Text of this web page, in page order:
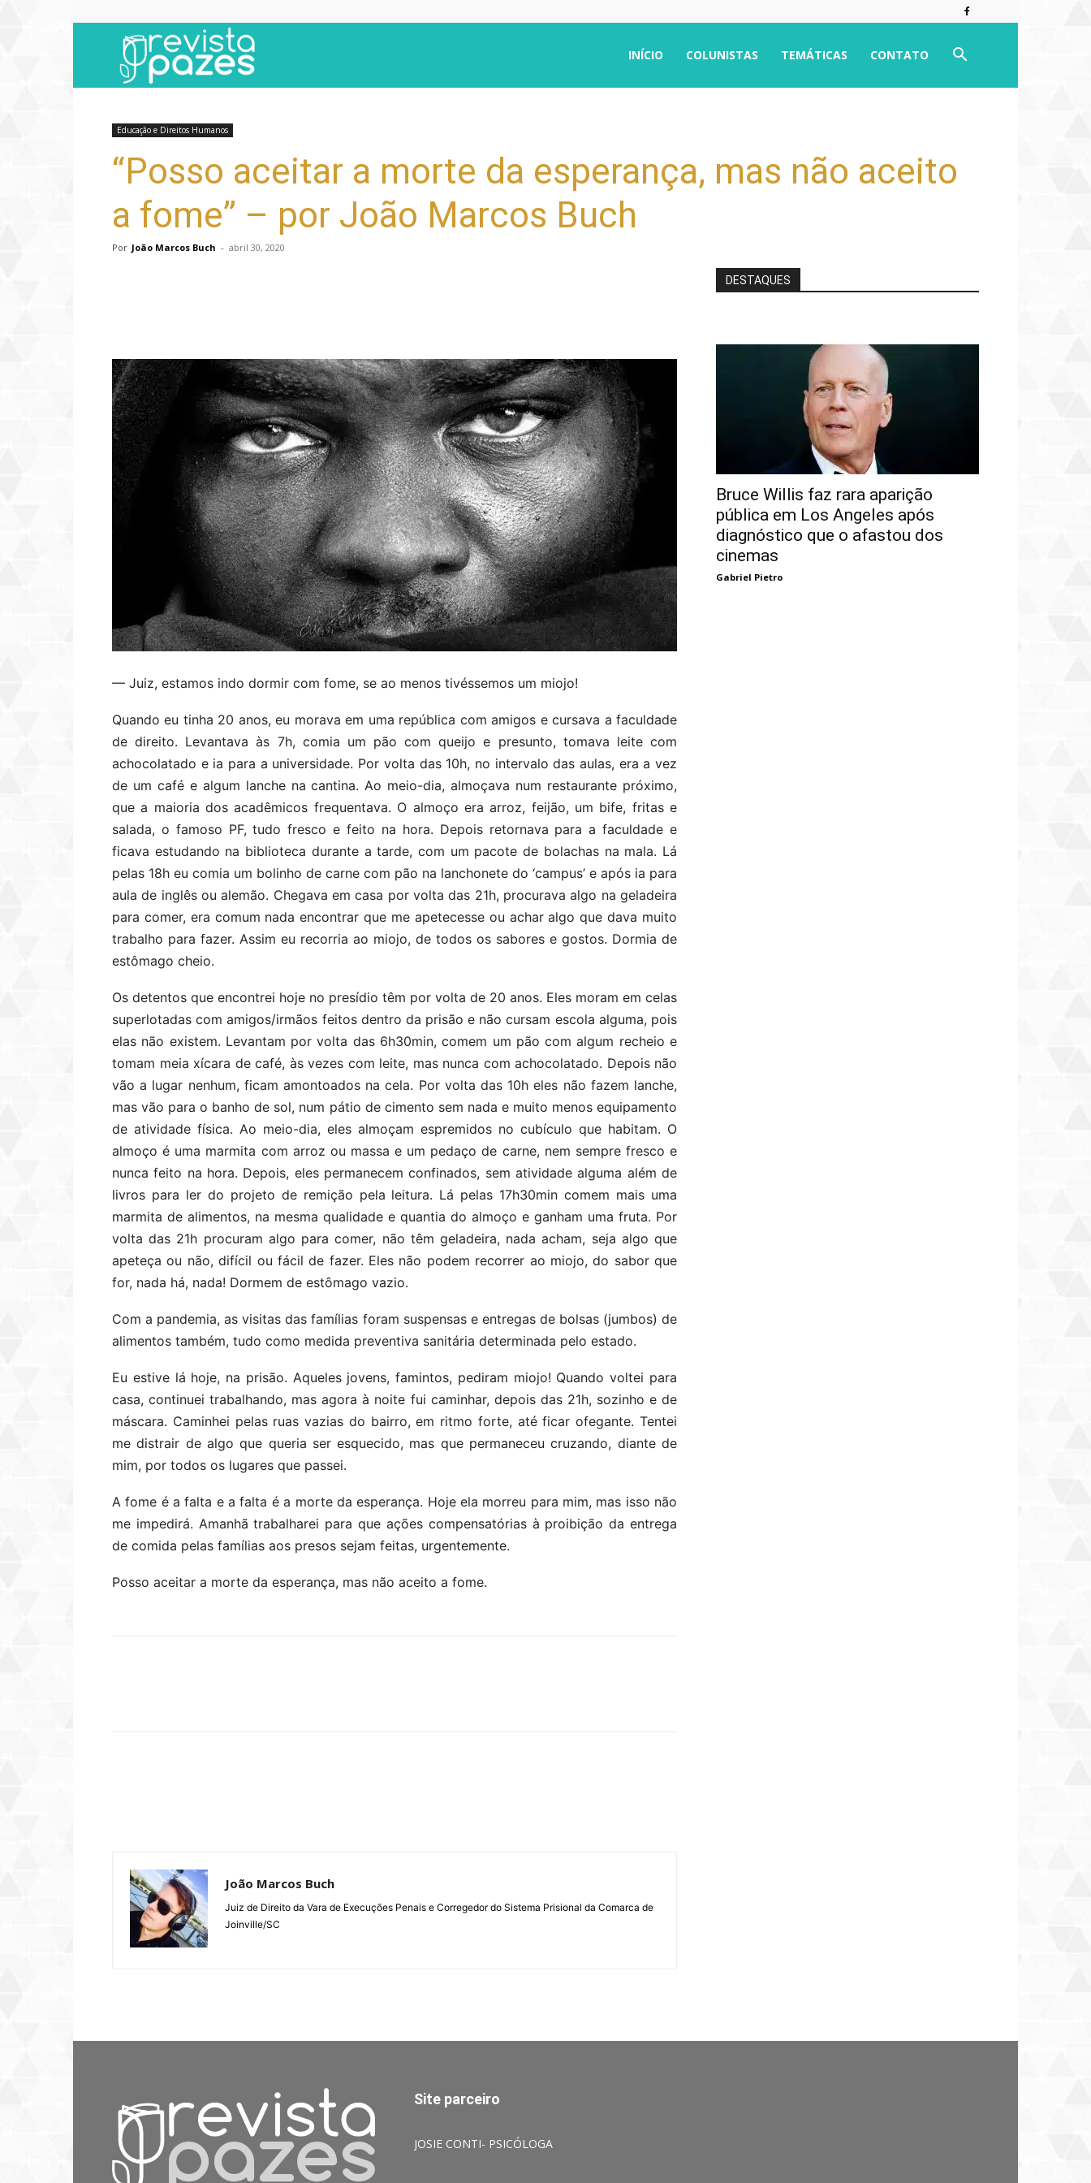
INÍCIO COLUNISTAS TEMÁTICAS CONTATO
Educação e Direitos Humanos
“Posso aceitar a morte da esperança, mas não aceito
a fome” – por João Marcos Buch
Por João Marcos Buch - abril 30, 2020
— Juiz, estamos indo dormir com fome, se ao menos tivéssemos um miojo!
Quando eu tinha 20 anos, eu morava em uma república com amigos e cursava a faculdade
de direito. Levantava ‪às 7h‬, comia um pão com queijo e presunto, tomava leite com
achocolatado e ia para a universidade. Por volta das 10h, no intervalo das aulas, era a vez
de um café e algum lanche na cantina. Ao meio-dia, almoçava num restaurante próximo,
que a maioria dos acadêmicos frequentava. O almoço era arroz, feijão, um bife, fritas e
salada, o famoso PF, tudo fresco e feito na hora. Depois retornava para a faculdade e
ficava estudando na biblioteca durante a tarde, com um pacote de bolachas na mala. Lá
pelas 18h eu comia um bolinho de carne com pão na lanchonete do ‘campus’ e após ia para
aula de inglês ou alemão. Chegava em casa por volta das 21h, procurava algo na geladeira
para comer, era comum nada encontrar que me apetecesse ou achar algo que dava muito
trabalho para fazer. Assim eu recorria ao miojo, de todos os sabores e gostos. Dormia de
estômago cheio.
Os detentos que encontrei hoje no presídio têm por volta de 20 anos. Eles moram em celas
superlotadas com amigos/irmãos feitos dentro da prisão e não cursam escola alguma, pois
elas não existem. Levantam por volta das 6h30min, comem um pão com algum recheio e
tomam meia xícara de café, às vezes com leite, mas nunca com achocolatado. Depois não
vão a lugar nenhum, ficam amontoados na cela. Por volta das 10h eles não fazem lanche,
mas vão para o banho de sol, num pátio de cimento sem nada e muito menos equipamento
de atividade física. Ao meio-dia, eles almoçam espremidos no cubículo que habitam. O
almoço é uma marmita com arroz ou massa e um pedaço de carne, nem sempre fresco e
nunca feito na hora. Depois, eles permanecem confinados, sem atividade alguma além de
livros para ler do projeto de remição pela leitura. Lá pelas 17h30min comem mais uma
marmita de alimentos, na mesma qualidade e quantia do almoço e ganham uma fruta. Por
volta das 21h procuram algo para comer, não têm geladeira, nada acham, seja algo que
apeteça ou não, difícil ou fácil de fazer. Eles não podem recorrer ao miojo, do sabor que
for, nada há, nada! Dormem de estômago vazio.
Com a pandemia, as visitas das famílias foram suspensas e entregas de bolsas (jumbos) de
alimentos também, tudo como medida preventiva sanitária determinada pelo estado.
Eu estive lá hoje, na prisão. Aqueles jovens, famintos, pediram miojo! Quando voltei para
casa, continuei trabalhando, mas agora à noite fui caminhar, depois das 21h, sozinho e de
máscara. Caminhei pelas ruas vazias do bairro, em ritmo forte, até ficar ofegante. Tentei
me distrair de algo que queria ser esquecido, mas que permaneceu cruzando, diante de
mim, por todos os lugares que passei.
A fome é a falta e a falta é a morte da esperança. Hoje ela morreu para mim, mas isso não
me impedirá. Amanhã trabalharei para que ações compensatórias à proibição da entrega
de comida pelas famílias aos presos sejam feitas, urgentemente.
Posso aceitar a morte da esperança, mas não aceito a fome.
João Marcos Buch
Juiz de Direito da Vara de Execuções Penais e Corregedor do Sistema Prisional da Comarca de
Joinville/SC
DESTAQUES
Bruce Willis faz rara aparição
pública em Los Angeles após
diagnóstico que o afastou dos
cinemas
Gabriel Pietro
Site parceiro
JOSIE CONTI- PSICÓLOGA